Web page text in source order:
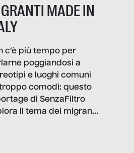
MADE IN
c’è più tempo per
poggiandosi a
e luoghi comuni
comodi: questo
di SenzaFiltro
il tema dei migranti